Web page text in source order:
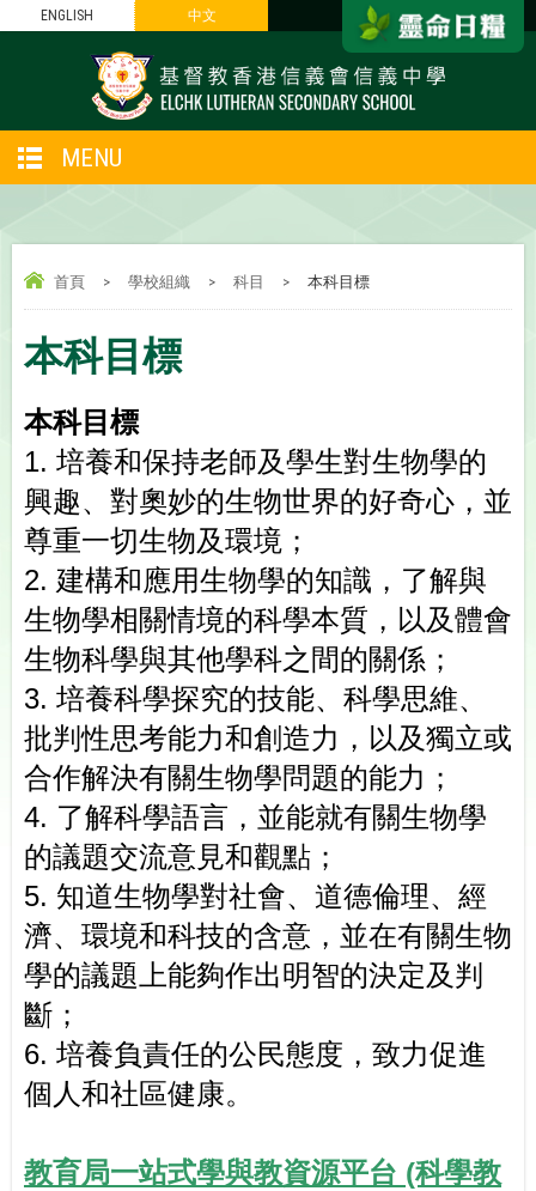
ENGLISH 中文
MENU
首頁 > 學校組織 > 科目 > 本科目標
本科目標
本科目標
1. 培養和保持老師及學生對生物學的
興趣、對奧妙的生物世界的好奇心，並
尊重一切生物及環境；
2. 建構和應用生物學的知識，了解與
生物學相關情境的科學本質，以及體會
生物科學與其他學科之間的關係；
3. 培養科學探究的技能、科學思維、
批判性思考能力和創造力，以及獨立或
合作解決有關生物學問題的能力；
4. 了解科學語言，並能就有關生物學
的議題交流意見和觀點；
5. 知道生物學對社會、道德倫理、經
濟、環境和科技的含意，並在有關生物
學的議題上能夠作出明智的決定及判
斷；
6. 培養負責任的公民態度，致力促進
個人和社區健康。
教育局一站式學與教資源平台 (科學教